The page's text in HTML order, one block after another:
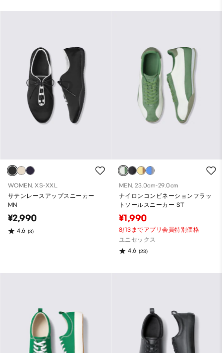
WOMEN, XS-XXL
サテンレースアップスニーカー
MN
¥2,990
4.6 (3)
MEN, 23.0cm-29.0cm
ナイロンコンビネーションフラッ
トソールスニーカー ST
¥1,990
8/13までアプリ会員特別価格
ユニセックス
4.6 (23)